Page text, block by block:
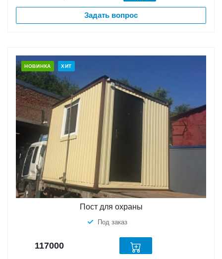
Задать вопрос
НОВИНКА ХИТ
Пост для охраны
Под заказ
117000